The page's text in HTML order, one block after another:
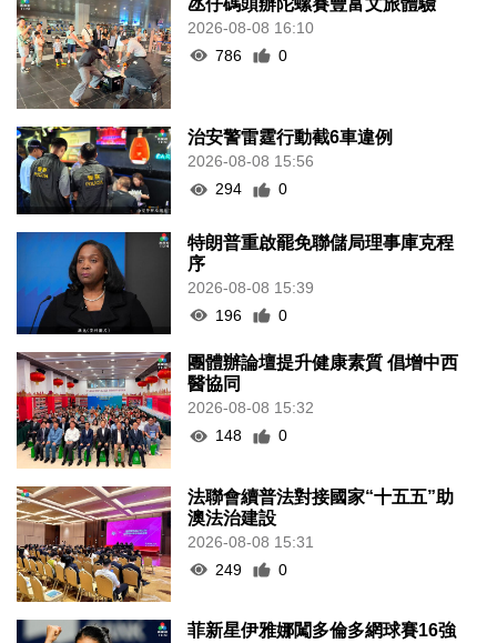
2026-08-08 16:10
786
0
治安警雷霆行動截6車違例
2026-08-08 15:56
294
0
特朗普重啟罷免聯儲局理事庫克程
序
2026-08-08 15:39
196
0
團體辦論壇提升健康素質 倡增中西
醫協同
2026-08-08 15:32
148
0
法聯會續普法對接國家“十五五”助
澳法治建設
2026-08-08 15:31
249
0
菲新星伊雅娜闖多倫多網球賽16強